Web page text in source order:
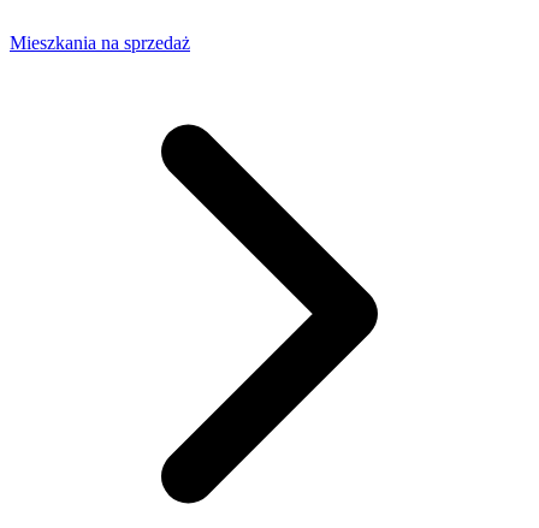
Mieszkania na sprzedaż